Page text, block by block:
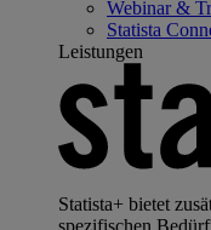
Webinar &
Statista
Leistungen
Statista+ bietet
spezifischen